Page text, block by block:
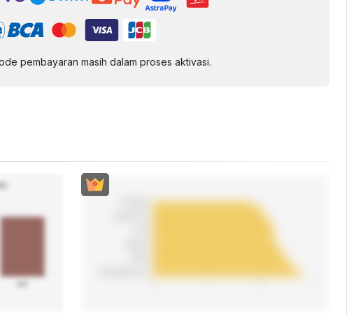
pembayaran masih dalam proses aktivasi.